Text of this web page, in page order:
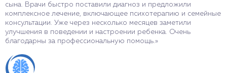
сына. Врачи быстро поставили диагноз и предложили
комплексное лечение, включающее психотерапию и семейные
консультации. Уже через несколько месяцев заметили
улучшения в поведении и настроении ребенка. Очень
благодарны за профессиональную помощь.»